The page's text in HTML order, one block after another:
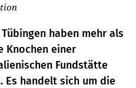
haben mehr als
Knochen einer
Fundstätte
handelt sich um die